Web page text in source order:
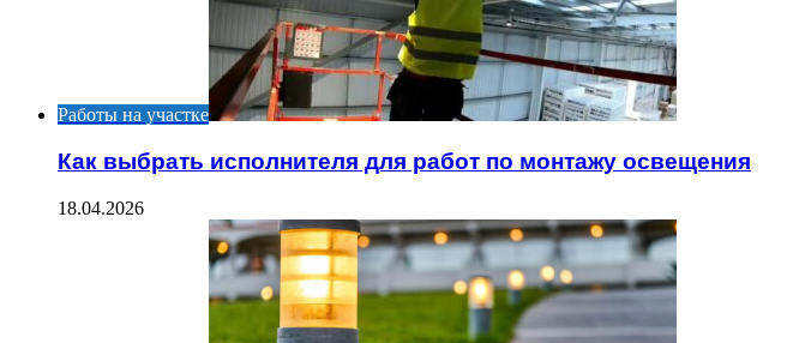
Работы на участке
Как выбрать исполнителя для работ по монтажу освещения
18.04.2026